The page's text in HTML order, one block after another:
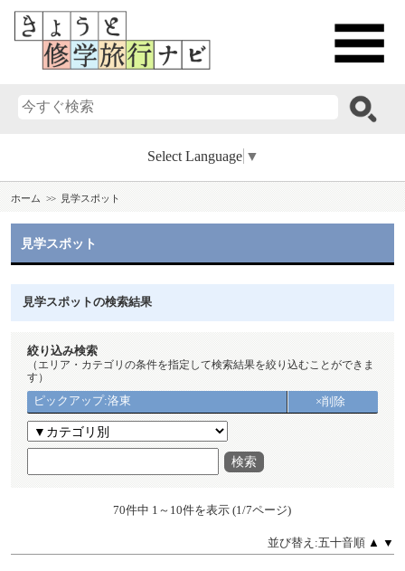
Select Language ▼
ホーム 見学スポット
見学スポット
見学スポットの検索結果
絞り込み検索
（エリア・カテゴリの条件を指定して検索結果を絞り込むことができま
す）
ピックアップ:洛東
×削除
検索
70件中 1～10件を表示 (1/7ページ)
並び替え:五十音順 ▲ ▼